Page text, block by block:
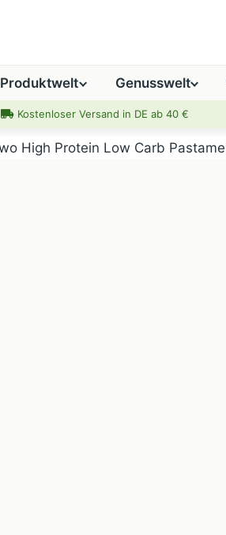
Produktwelt Genusswelt
Kostenloser Versand in DE ab 40 €